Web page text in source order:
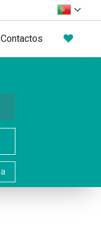
Contactos